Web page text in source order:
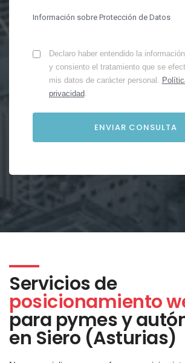
Información sobre Protección de Datos
Declaro haber entendido la
y consiento el tratamiento que se
mis datos de carácter personal.
privacidad.
Servicios de
posicionamiento
para pymes y
en Siero (Asturias)